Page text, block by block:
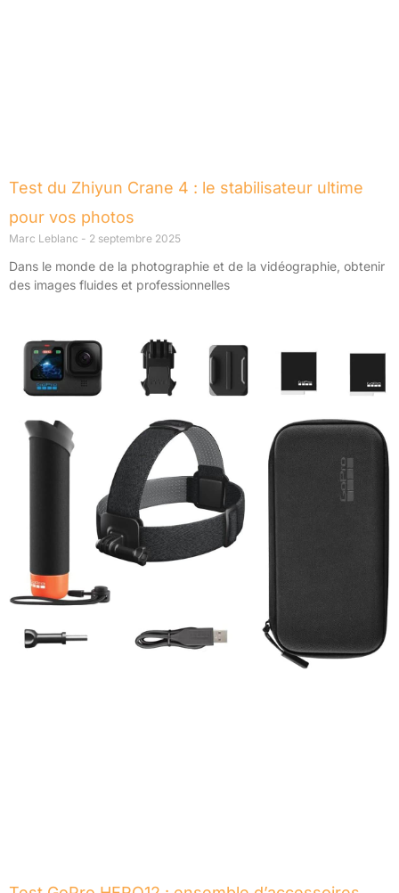
Test du Zhiyun Crane 4 : le stabilisateur ultime
pour vos photos
Marc Leblanc 2 septembre 2025
Dans le monde de la photographie et de la vidéographie, obtenir
des images fluides et professionnelles